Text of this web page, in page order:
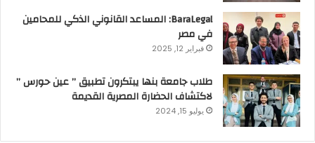
BaraLegal: المساعد القانوني الذكي للمحامين
في مصر
فبراير 12, 2025
طلاب جامعة بنها يبتكرون تطبيق ” عين حورس ”
لاكتشاف الحضارة المصرية القديمة
يوليو 15, 2024